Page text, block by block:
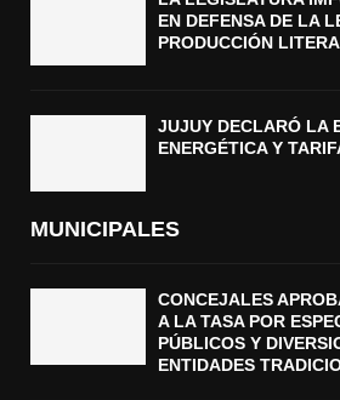
EN DEFENSA DE LA
PRODUCCIÓN
JUJUY DECLARÓ LA
ENERGÉTICA Y
MUNICIPALES
CONCEJALES
A LA TASA POR
PÚBLICOS Y
ENTIDADES